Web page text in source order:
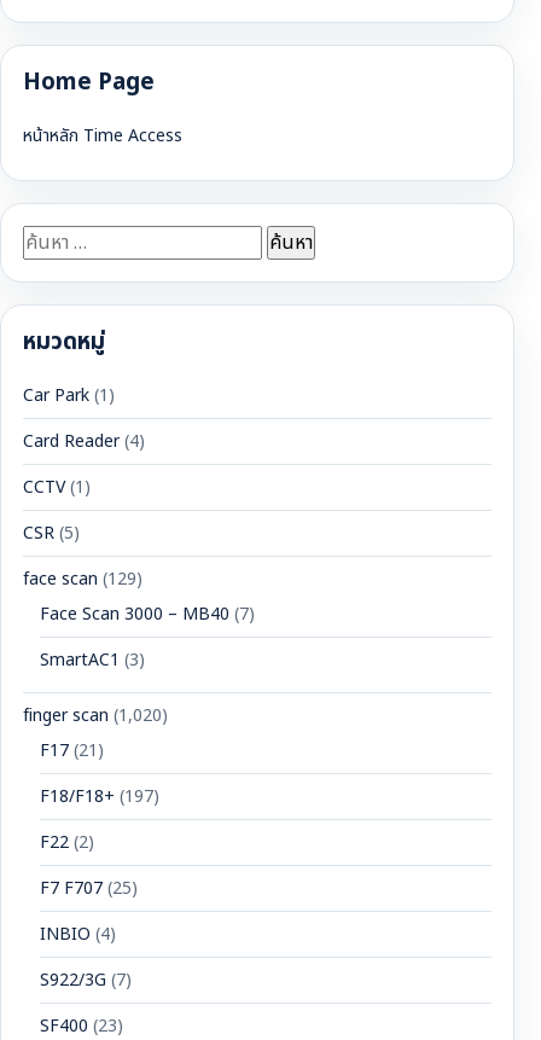
Home Page
หน้าหลัก Time Access
ค้นหา
สำหรับ:
หมวดหมู่
Car Park(1)
Card Reader(4)
CCTV(1)
CSR(5)
face scan (129)
Face Scan 3000 – MB40 (7)
SmartAC1 (3)
finger scan (1,020)
F17(21)
F18/F18+ (197)
F22(2)
F7 F707(25)
INBIO (4)
S922/3G (7)
SF400 (23)